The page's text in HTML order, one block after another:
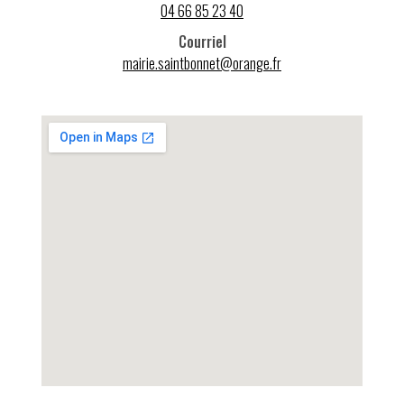
04 66 85 23 40
Courriel
mairie.saintbonnet@orange.fr